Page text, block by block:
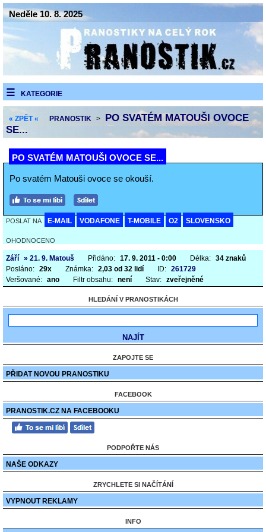
Neděle 10. 8. 2025
KATEGORIE
« ZPĚT « PRANOSTIK >
PO SVATÉM MATOUŠI OVOCE
SE...
PO SVATÉM MATOUŠI OVOCE SE...
Po svatém Matouši ovoce se okouší.
POSLAT NA E-MAIL VODAFONE T-MOBILE O2 SLOVENSKO
OHODNOCENO
Září » 21. 9. Matouš Přidáno: 17. 9. 2011 - 0:00 Délka: 34 znaků
Posláno: 29x Známka: 2,03 od 32 lidí ID: 261729
Veršované: ano Filtr obsahu: není Stav: zveřejněné
HLEDÁNÍ V PRANOSTIKÁCH
ZAPOJTE SE
PŘIDAT NOVOU PRANOSTIKU
FACEBOOK
PRANOSTIK.CZ NA FACEBOOKU
PODPOŘTE NÁS
NAŠE ODKAZY
ZRYCHLETE SI NAČÍTÁNÍ
VYPNOUT REKLAMY
INFO